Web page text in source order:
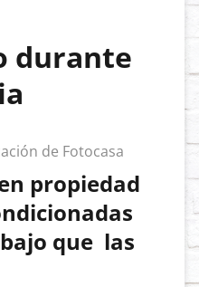
durante
de Fotocasa
propiedad
que las